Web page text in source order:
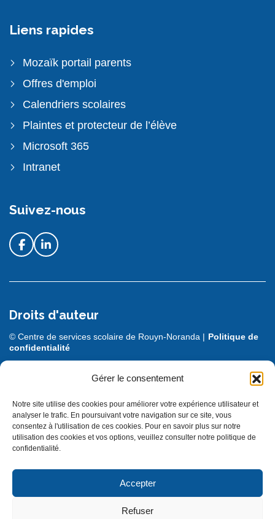
Gérer le consentement
Notre site utilise des cookies pour améliorer votre expérience utilisateur et
analyser le trafic. En poursuivant votre navigation sur ce site, vous
consentez à l'utilisation de ces cookies. Pour en savoir plus sur notre
utilisation des cookies et vos options, veuillez consulter notre politique de
confidentialité.
Accepter
Refuser
Liens rapides
Mozaïk portail parents
Offres d'emploi
Calendriers scolaires
Plaintes et protecteur de l’élève
Microsoft 365
Intranet
Suivez-nous
Droits d'auteur
© Centre de services scolaire de Rouyn-Noranda | Politique de
confidentialité